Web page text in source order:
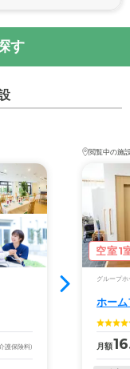
す
護保険料)
閲覧中の施
空室1
グループホ
ホー
月額